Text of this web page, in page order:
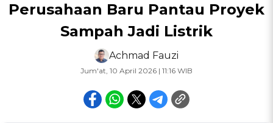
Perusahaan Baru Pantau Proyek
Sampah Jadi Listrik
Achmad Fauzi
Jum'at, 10 April 2026 | 11:16 WIB